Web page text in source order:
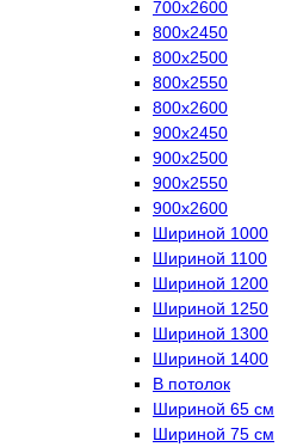
700х2600
800х2450
800х2500
800х2550
800х2600
900х2450
900х2500
900х2550
900х2600
Шириной 1000
Шириной 1100
Шириной 1200
Шириной 1250
Шириной 1300
Шириной 1400
В потолок
Шириной 65 см
Шириной 75 см